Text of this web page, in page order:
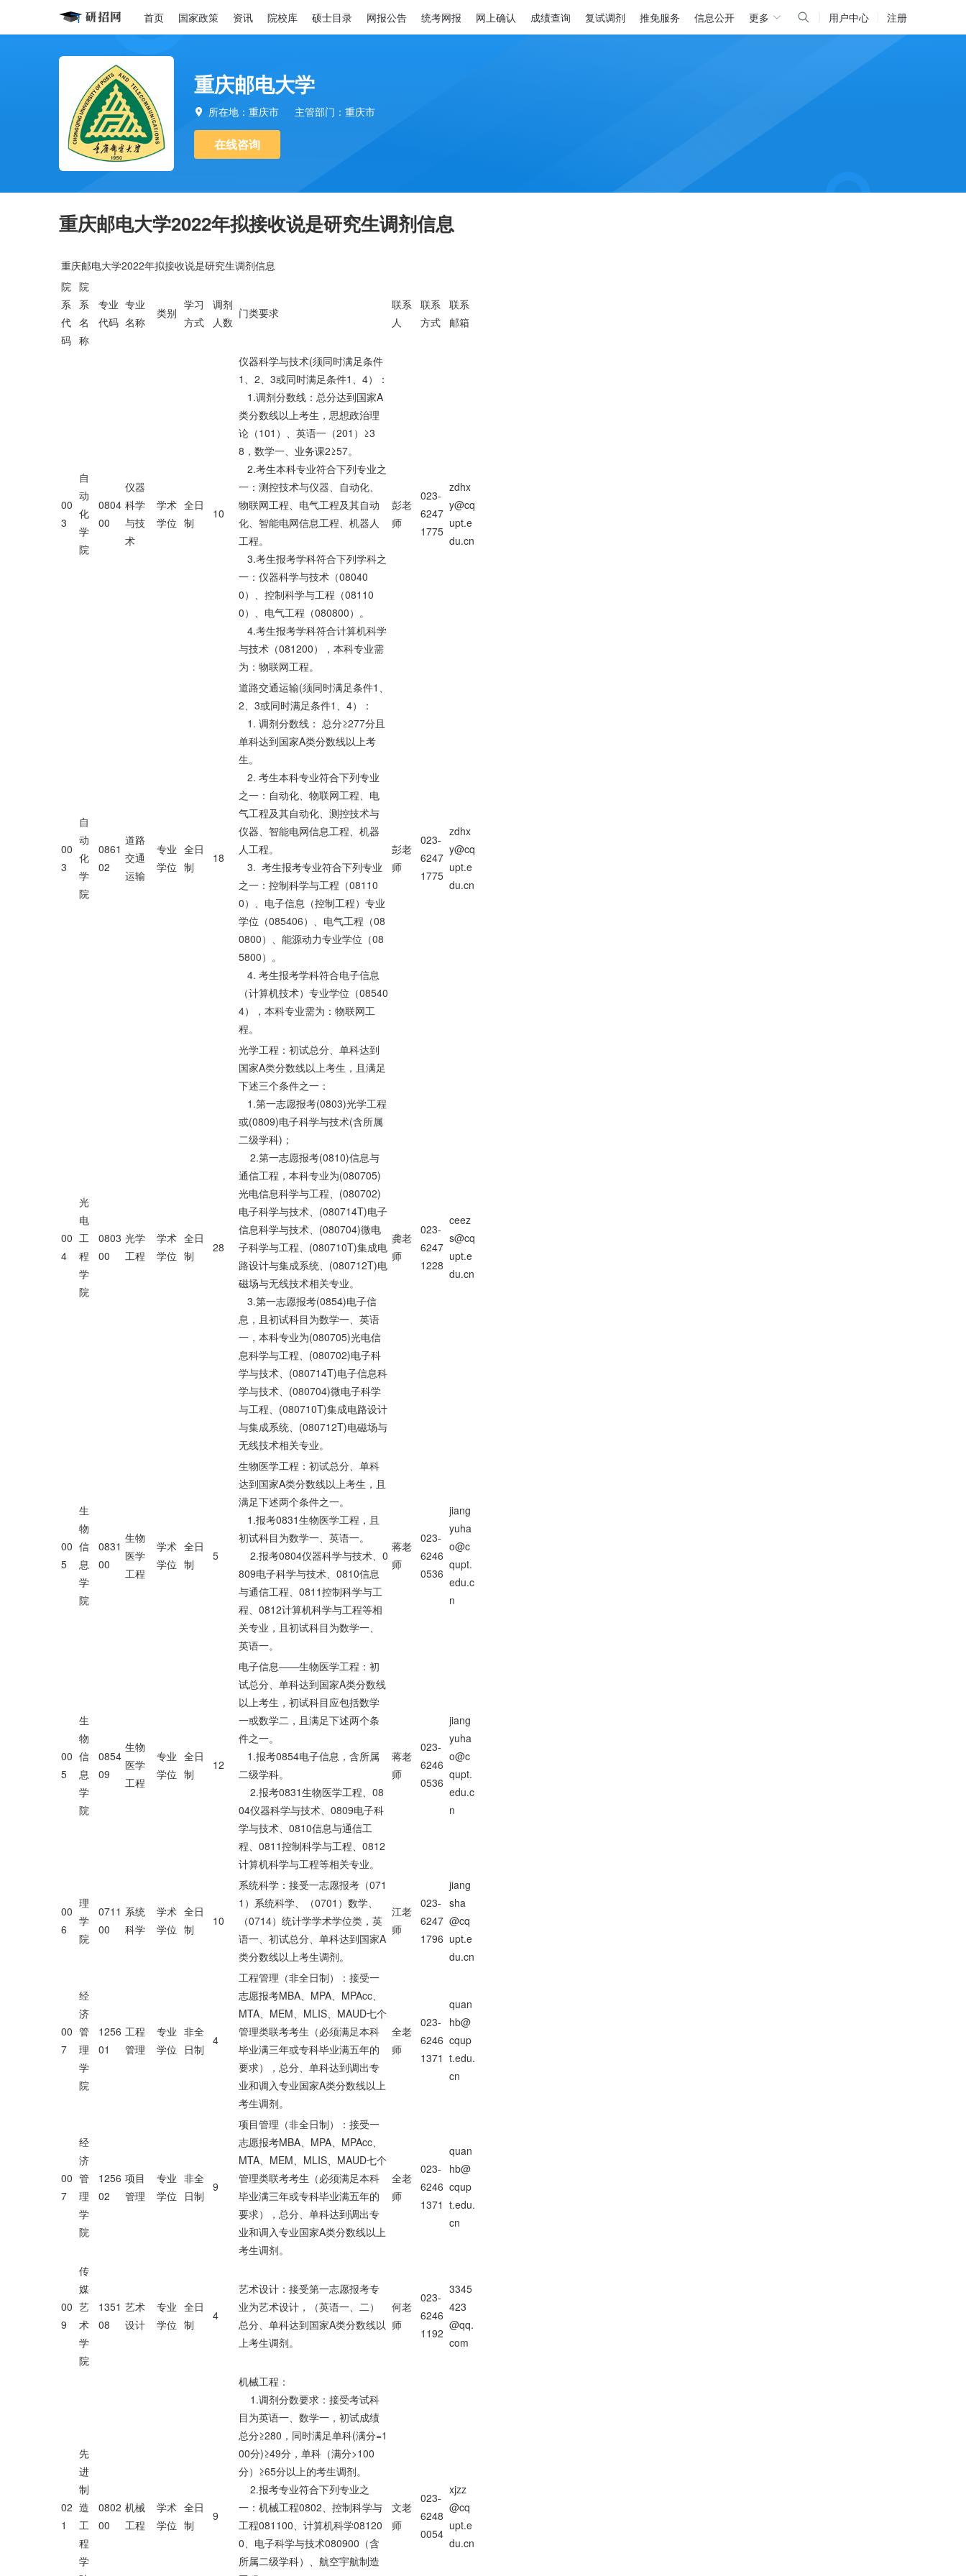
首页 国家政策 资讯 院校库 硕士目录 网报公告 统考网报 网上确认 成绩查询 复试调剂 推免服务 信息公开 更多 用户中心 注册
重庆邮电大学
 所在地：重庆市 主管部门：重庆市
在线咨询
重庆邮电大学2022年拟接收说是研究生调剂信息
重庆邮电大学2022年拟接收说是研究生调剂信息
院
系
代
码
院
系
名
称
专业
代码
专业
名称
类别
学习
方式
调剂
人数
门类要求
联系
人
联系
方式
联系
邮箱
00
3
自
动
化
学
院
0804
00
仪器
科学
与技
术
学术
学位
全日
制
10
仪器科学与技术(须同时满足条件
1、2、3或同时满足条件1、4）：
1.调剂分数线：总分达到国家A
类分数线以上考生，思想政治理
论（101）、英语一（201）≥3
8，数学一、业务课2≥57。
2.考生本科专业符合下列专业之
一：测控技术与仪器、自动化、
物联网工程、电气工程及其自动
化、智能电网信息工程、机器人
工程。
3.考生报考学科符合下列学科之
一：仪器科学与技术（08040
0）、控制科学与工程（08110
0）、电气工程（080800）。
4.考生报考学科符合计算机科学
与技术（081200），本科专业需
为：物联网工程。
彭老
师
023-
6247
1775
zdhx
y@cq
upt.e
du.cn
00
3
自
动
化
学
院
0861
02
道路
交通
运输
专业
学位
全日
制
18
道路交通运输(须同时满足条件1、
2、3或同时满足条件1、4）：
1. 调剂分数线： 总分≥277分且
单科达到国家A类分数线以上考
生。
2. 考生本科专业符合下列专业
之一：自动化、物联网工程、电
气工程及其自动化、测控技术与
仪器、智能电网信息工程、机器
人工程。
3. 考生报考专业符合下列专业
之一：控制科学与工程（08110
0）、电子信息（控制工程）专业
学位（085406）、电气工程（08
0800）、能源动力专业学位（08
5800）。
4. 考生报考学科符合电子信息
（计算机技术）专业学位（08540
4），本科专业需为：物联网工
程。
彭老
师
023-
6247
1775
zdhx
y@cq
upt.e
du.cn
00
4
光
电
工
程
学
院
0803
00
光学
工程
学术
学位
全日
制
28
光学工程：初试总分、单科达到
国家A类分数线以上考生，且满足
下述三个条件之一：
1.第一志愿报考(0803)光学工程
或(0809)电子科学与技术(含所属
二级学科)；
2.第一志愿报考(0810)信息与
通信工程，本科专业为(080705)
光电信息科学与工程、(080702)
电子科学与技术、(080714T)电子
信息科学与技术、(080704)微电
子科学与工程、(080710T)集成电
路设计与集成系统、(080712T)电
磁场与无线技术相关专业。
3.第一志愿报考(0854)电子信
息，且初试科目为数学一、英语
一，本科专业为(080705)光电信
息科学与工程、(080702)电子科
学与技术、(080714T)电子信息科
学与技术、(080704)微电子科学
与工程、(080710T)集成电路设计
与集成系统、(080712T)电磁场与
无线技术相关专业。
龚老
师
023-
6247
1228
ceez
s@cq
upt.e
du.cn
00
5
生
物
信
息
学
院
0831
00
生物
医学
工程
学术
学位
全日
制
5
生物医学工程：初试总分、单科
达到国家A类分数线以上考生，且
满足下述两个条件之一。
1.报考0831生物医学工程，且
初试科目为数学一、英语一。
2.报考0804仪器科学与技术、0
809电子科学与技术、0810信息
与通信工程、0811控制科学与工
程、0812计算机科学与工程等相
关专业，且初试科目为数学一、
英语一。
蒋老
师
023-
6246
0536
jiang
yuha
o@c
qupt.
edu.c
n
00
5
生
物
信
息
学
院
0854
09
生物
医学
工程
专业
学位
全日
制
12
电子信息——生物医学工程：初
试总分、单科达到国家A类分数线
以上考生，初试科目应包括数学
一或数学二，且满足下述两个条
件之一。
1.报考0854电子信息，含所属
二级学科。
2.报考0831生物医学工程、08
04仪器科学与技术、0809电子科
学与技术、0810信息与通信工
程、0811控制科学与工程、0812
计算机科学与工程等相关专业。
蒋老
师
023-
6246
0536
jiang
yuha
o@c
qupt.
edu.c
n
00
6
理
学
院
0711
00
系统
科学
学术
学位
全日
制
10
系统科学：接受一志愿报考（071
1）系统科学、（0701）数学、
（0714）统计学学术学位类，英
语一、初试总分、单科达到国家A
类分数线以上考生调剂。
江老
师
023-
6247
1796
jiang
sha
@cq
upt.e
du.cn
00
7
经
济
管
理
学
院
1256
01
工程
管理
专业
学位
非全
日制
4
工程管理（非全日制）：接受一
志愿报考MBA、MPA、MPAcc、
MTA、MEM、MLIS、MAUD七个
管理类联考考生（必须满足本科
毕业满三年或专科毕业满五年的
要求），总分、单科达到调出专
业和调入专业国家A类分数线以上
考生调剂。
全老
师
023-
6246
1371
quan
hb@
cqup
t.edu.
cn
00
7
经
济
管
理
学
院
1256
02
项目
管理
专业
学位
非全
日制
9
项目管理（非全日制）：接受一
志愿报考MBA、MPA、MPAcc、
MTA、MEM、MLIS、MAUD七个
管理类联考考生（必须满足本科
毕业满三年或专科毕业满五年的
要求），总分、单科达到调出专
业和调入专业国家A类分数线以上
考生调剂。
全老
师
023-
6246
1371
quan
hb@
cqup
t.edu.
cn
00
9
传
媒
艺
术
学
院
1351
08
艺术
设计
专业
学位
全日
制
4
艺术设计：接受第一志愿报考专
业为艺术设计，（英语一、二）
总分、单科达到国家A类分数线以
上考生调剂。
何老
师
023-
6246
1192
3345
423
@qq.
com
02
1
先
进
制
造
工
程
学
0802
00
机械
工程
学术
学位
全日
制
9
机械工程：
1.调剂分数要求：接受考试科
目为英语一、数学一，初试成绩
总分≥280，同时满足单科(满分=1
00分)≥49分，单科（满分>100
分）≥65分以上的考生调剂。
2.报考专业符合下列专业之
一：机械工程0802、控制科学与
工程081100、计算机科学08120
0、电子科学与技术080900（含
所属二级学科）、航空宇航制造
文老
师
023-
6248
0054
xjzz
@cq
upt.e
du.cn